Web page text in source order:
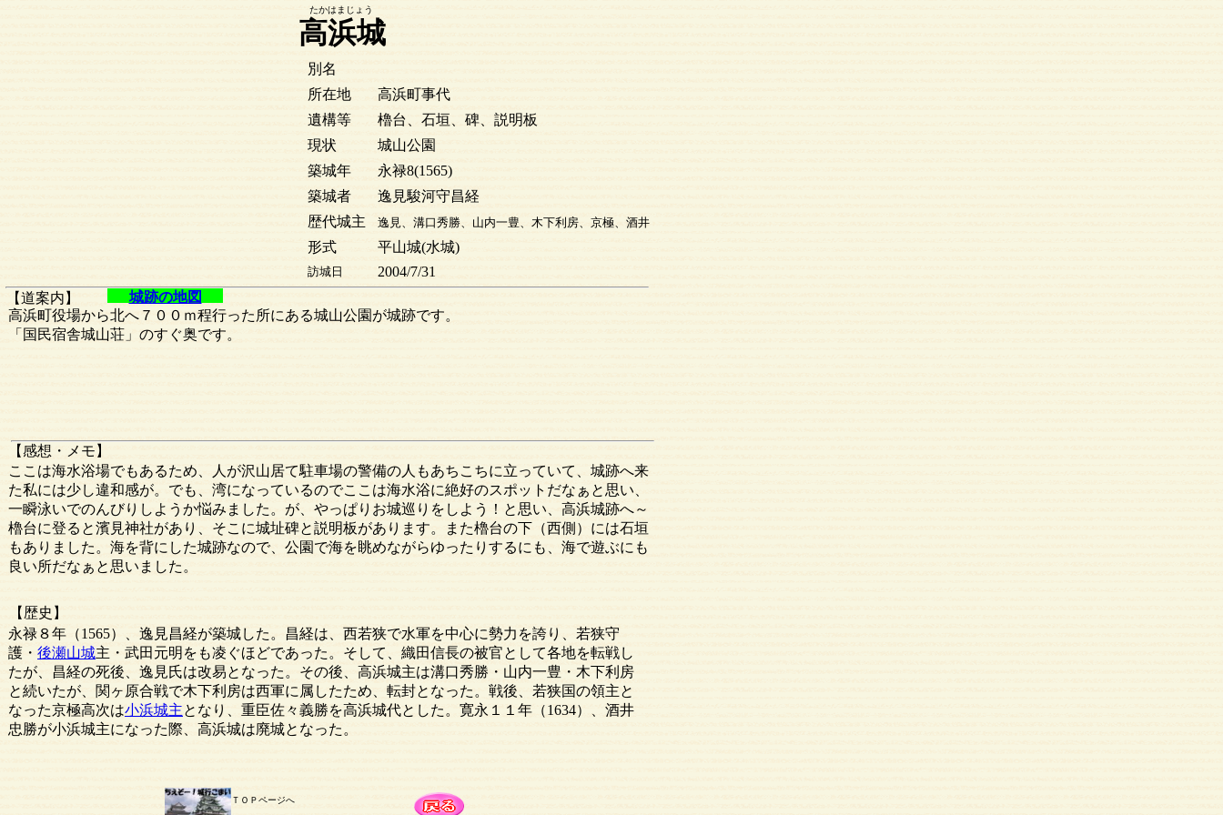
城跡の地図
高浜城
別名
所在地
高浜町事代
遺構等
櫓台、石垣、碑、説明板
現状
城山公園
築城年
永禄8(1565)
築城者
逸見駿河守昌経
歴代城主
逸見、溝口秀勝、山内一豊、木下利房、京極、酒井
形式 平山城(水城)
訪城日
2004/7/31
【道案内】
【感想・メモ】
たかはまじょう
【歴史】
ＴＯＰページへ
高浜町役場から北へ７００ｍ程行った所にある城山公園が城跡です。
「国民宿舎城山荘」のすぐ奥です。
ここは海水浴場でもあるため、人が沢山居て駐車場の警備の人もあちこちに立っていて、城跡へ来
た私には少し違和感が。でも、湾になっているのでここは海水浴に絶好のスポットだなぁと思い、
一瞬泳いでのんびりしようか悩みました。が、やっぱりお城巡りをしよう！と思い、高浜城跡へ～
櫓台に登ると濱見神社があり、そこに城址碑と説明板があります。また櫓台の下（西側）には石垣
もありました。海を背にした城跡なので、公園で海を眺めながらゆったりするにも、海で遊ぶにも
良い所だなぁと思いました。
永禄８年（1565）、逸見昌経が築城した。昌経は、西若狭で水軍を中心に勢力を誇り、若狭守
護・ 後瀬山城主・武田元明をも凌ぐほどであった。そして、織田信長の被官として各地を転戦し
たが、昌経の死後、逸見氏は改易となった。その後、高浜城主は溝口秀勝・山内一豊・木下利房
と続いたが、関ヶ原合戦で木下利房は西軍に属したため、転封となった。戦後、若狭国の領主と
なった京極高次は小浜城主となり、重臣佐々義勝を高浜城代とした。寛永１１年（1634）、酒井
忠勝が小浜城主になった際、高浜城は廃城となった。